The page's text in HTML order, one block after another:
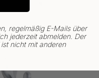
regelmäßig E-Mails über
jederzeit abmelden. Der
nicht mit anderen